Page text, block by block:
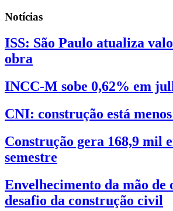
Notícias
ISS: São Paulo atualiza
obra
INCC-M sobe 0,62% em
CNI: construção está
Construção gera 168,9 mil
semestre
Envelhecimento da mão de
desafio da construção civil